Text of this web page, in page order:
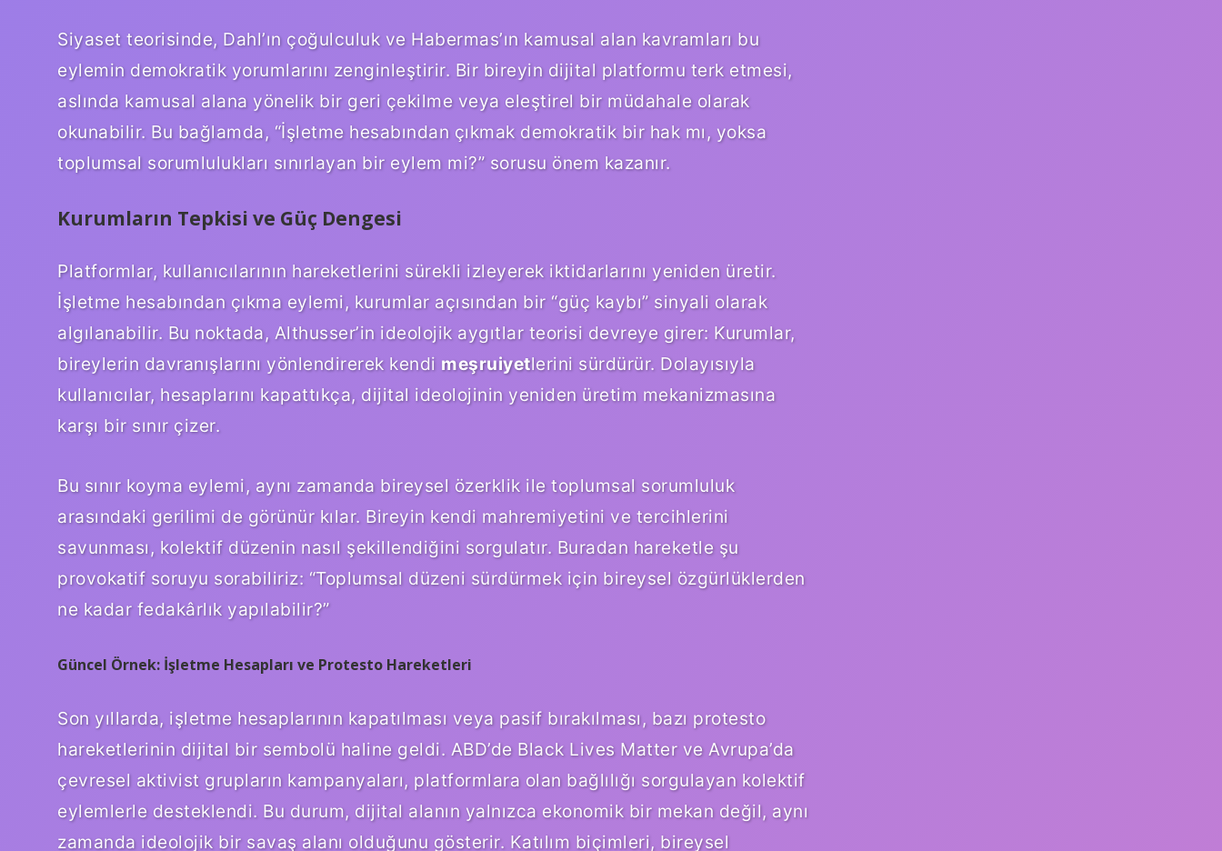
Siyaset teorisinde, Dahl’ın çoğulculuk ve Habermas’ın kamusal alan kavramları bu
eylemin demokratik yorumlarını zenginleştirir. Bir bireyin dijital platformu terk etmesi,
aslında kamusal alana yönelik bir geri çekilme veya eleştirel bir müdahale olarak
okunabilir. Bu bağlamda, “İşletme hesabından çıkmak demokratik bir hak mı, yoksa
toplumsal sorumlulukları sınırlayan bir eylem mi?” sorusu önem kazanır.
Kurumların Tepkisi ve Güç Dengesi
Platformlar, kullanıcılarının hareketlerini sürekli izleyerek iktidarlarını yeniden üretir.
İşletme hesabından çıkma eylemi, kurumlar açısından bir “güç kaybı” sinyali olarak
algılanabilir. Bu noktada, Althusser’in ideolojik aygıtlar teorisi devreye girer: Kurumlar,
bireylerin davranışlarını yönlendirerek kendi meşruiyetlerini sürdürür. Dolayısıyla
kullanıcılar, hesaplarını kapattıkça, dijital ideolojinin yeniden üretim mekanizmasına
karşı bir sınır çizer.
Bu sınır koyma eylemi, aynı zamanda bireysel özerklik ile toplumsal sorumluluk
arasındaki gerilimi de görünür kılar. Bireyin kendi mahremiyetini ve tercihlerini
savunması, kolektif düzenin nasıl şekillendiğini sorgulatır. Buradan hareketle şu
provokatif soruyu sorabiliriz: “Toplumsal düzeni sürdürmek için bireysel özgürlüklerden
ne kadar fedakârlık yapılabilir?”
Güncel Örnek: İşletme Hesapları ve Protesto Hareketleri
Son yıllarda, işletme hesaplarının kapatılması veya pasif bırakılması, bazı protesto
hareketlerinin dijital bir sembolü haline geldi. ABD’de Black Lives Matter ve Avrupa’da
çevresel aktivist grupların kampanyaları, platformlara olan bağlılığı sorgulayan kolektif
eylemlerle desteklendi. Bu durum, dijital alanın yalnızca ekonomik bir mekan değil, aynı
zamanda ideolojik bir savaş alanı olduğunu gösterir. Katılım biçimleri, bireysel